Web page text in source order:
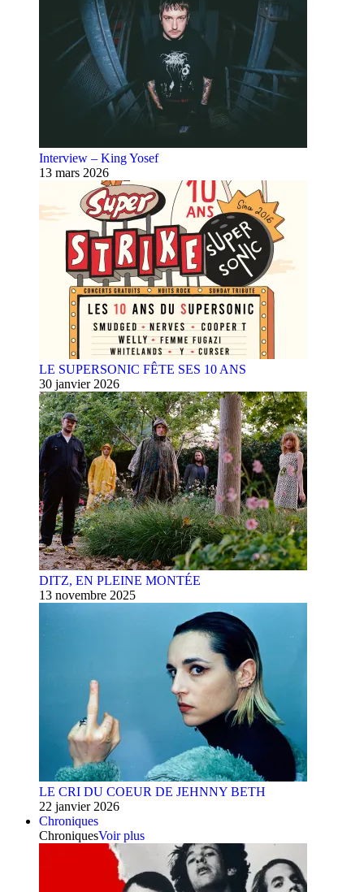
Interview – King Yosef
13 mars 2026
LE SUPERSONIC FÊTE SES 10 ANS
30 janvier 2026
DITZ, EN PLEINE MONTÉE
13 novembre 2025
LE CRI DU COEUR DE JEHNNY BETH
22 janvier 2026
Chroniques
ChroniquesVoir plus